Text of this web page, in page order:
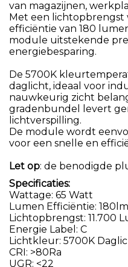
van magazijnen,
Met een lichtopbrengst
efficiëntie van 180
module uitstekende
energiebesparing.
De 5700K
daglicht, ideaal voor
nauwkeurig zicht
gradenbundel levert
lichtverspilling.
De module wordt
voor een snelle en
Let op: de benodigde
Specificaties:
Wattage: 65 Watt
Lumen Efficiëntie:
Lichtopbrengst: 11.700
Energie Label: C
Lichtkleur: 5700K
CRI: >80Ra
UGR: <22